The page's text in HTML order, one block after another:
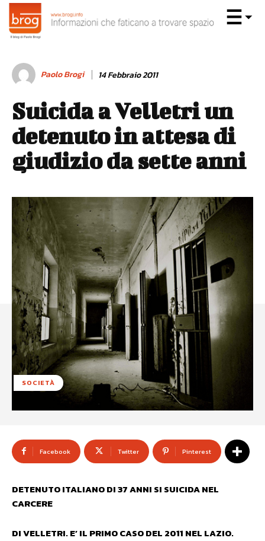
Paolo Brogi 14 Febbraio 2011
Suicida a Velletri un
detenuto in attesa di
giudizio da sette anni
SOCIETÀ
Facebook Twitter Pinterest
DETENUTO ITALIANO DI 37 ANNI SI SUICIDA NEL
CARCERE
DI VELLETRI. E’ IL PRIMO CASO DEL 2011 NEL LAZIO.